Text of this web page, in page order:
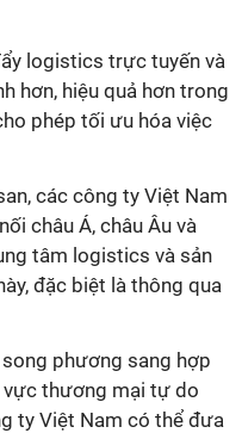
logistics trực tuyến và
hơn, hiệu quả hơn trong
phép tối ưu hóa việc
các công ty Việt Nam
châu Á, châu Âu và
tâm logistics và sản
đặc biệt là thông qua
phương sang hợp
vực thương mại tự do
ty Việt Nam có thể đưa